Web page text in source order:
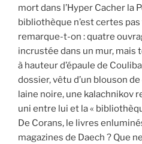
mort dans l’Hyper Cacher la
bibliothèque n’est certes
remarque-t-on : quatre
incrustée dans un mur, mais
à hauteur d’épaule de
dossier, vêtu d’un blouson
laine noire, une kalachnikov
uni entre lui et la «
De Corans, le livres
magazines de Daech ? Que